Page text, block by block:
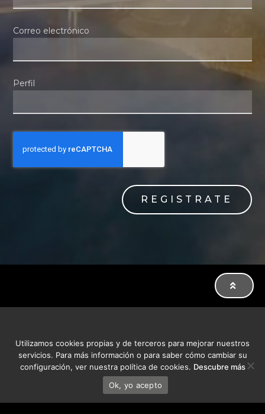
Correo electrónico
Perfil
REGISTRATE
Utilizamos cookies propias y de terceros para mejorar nuestros
servicios. Para más información o para saber cómo cambiar su
configuración, ver nuestra política de cookies. Descubre más
Ok, yo acepto